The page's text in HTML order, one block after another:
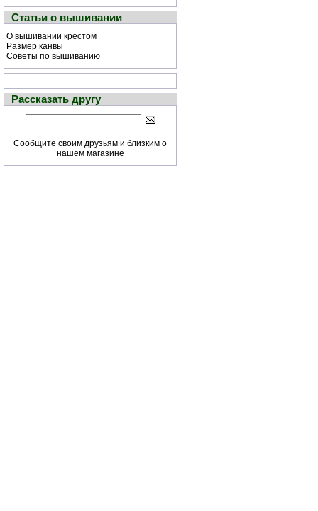
Статьи о вышивании
О вышивании крестом
Размер канвы
Советы по вышиванию
Рассказать другу
Сообщите своим друзьям и близким о
нашем магазине